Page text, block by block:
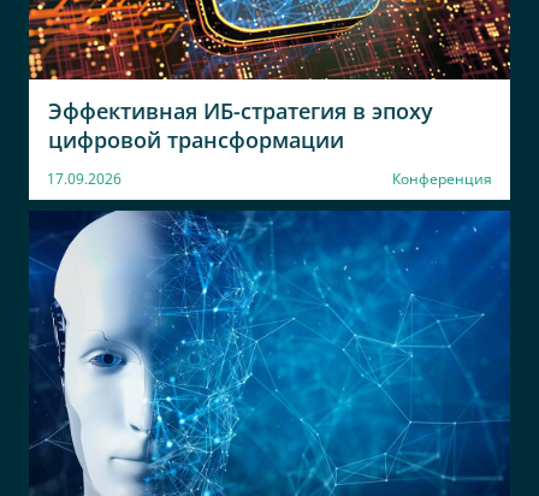
Эффективная ИБ-стратегия в эпоху
цифровой трансформации
17.09.2026 Конференция